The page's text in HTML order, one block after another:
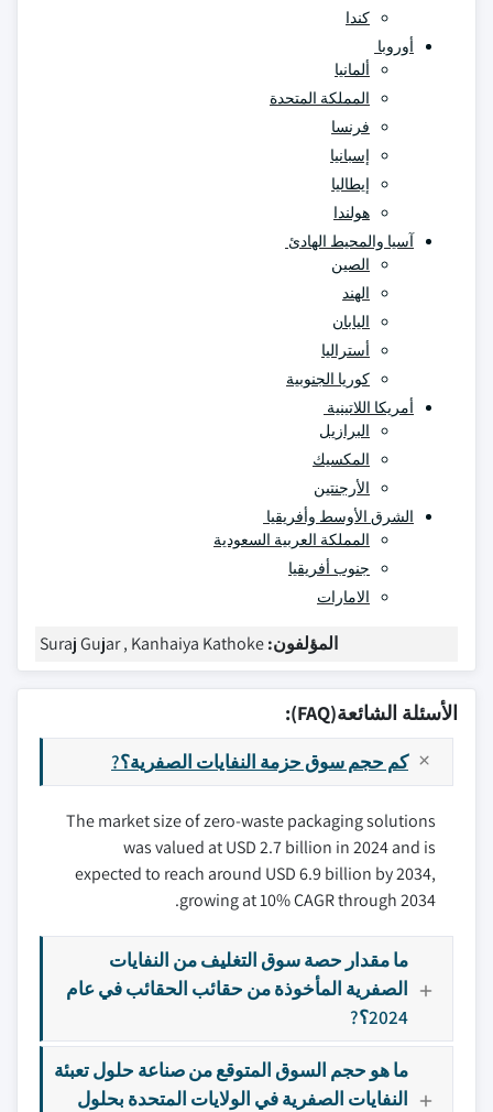
كندا
أوروبا
ألمانيا
المملكة المتحدة
فرنسا
إسبانيا
إيطاليا
هولندا
آسيا والمحيط الهادئ
الصين
الهند
اليابان
أستراليا
كوريا الجنوبية
أمريكا اللاتينية
البرازيل
المكسيك
الأرجنتين
الشرق الأوسط وأفريقيا
المملكة العربية السعودية
جنوب أفريقيا
الامارات
المؤلفون:Suraj Gujar , Kanhaiya Kathoke
الأسئلة الشائعة(FAQ):
كم حجم سوق حزمة النفايات الصفرية؟?
The market size of zero-waste packaging solutions
was valued at USD 2.7 billion in 2024 and is
expected to reach around USD 6.9 billion by 2034,
growing at 10% CAGR through 2034.
ما مقدار حصة سوق التغليف من النفايات
الصفرية المأخوذة من حقائب الحقائب في عام
2024؟?
ما هو حجم السوق المتوقع من صناعة حلول تعبئة
النفايات الصفرية في الولايات المتحدة بحلول